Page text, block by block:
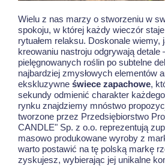
Wielu z nas marzy o stworzeniu w
spokoju, w której każdy wieczór
rytuałem relaksu. Doskonale wiemy,
kreowaniu nastroju odgrywają detale
pielęgnowanych roślin po subtelne
najbardziej zmysłowych elementów
ekskluzywne świece zapachowe,
sekundy odmienić charakter
rynku znajdziemy mnóstwo
tworzone przez Przedsiębiorstwo
CANDLE" Sp. z o.o. reprezentują
masowo produkowane wyroby z
warto postawić na tę polską markę
zyskujesz, wybierając jej unikalne